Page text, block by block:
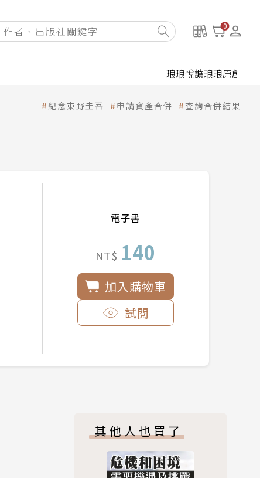
0
琅琅悅讀琅琅原創
紀念東野圭吾 申請資產合併 查詢合併結果
電子書
NT$ 140
加入購物車
試閱
其他人也買了